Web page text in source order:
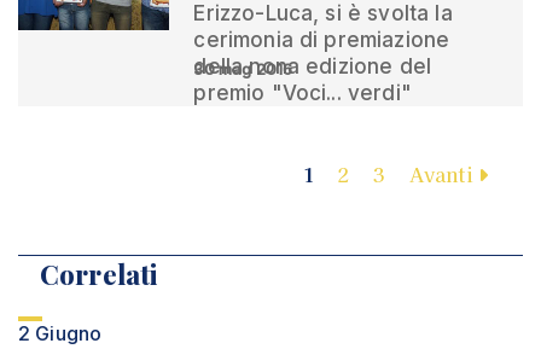
Erizzo-Luca, si è svolta la
cerimonia di premiazione
della nona edizione del
premio "Voci... verdi"
30 mag 2016
1 2 3 Avanti
Correlati
2 Giugno